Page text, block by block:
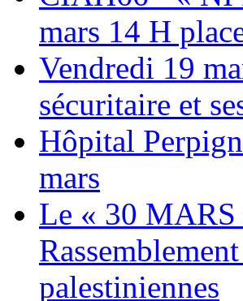
mars 14 H
Vendredi 19
sécuritaire et
Hôpital
mars
Le « 30
palestiniennes